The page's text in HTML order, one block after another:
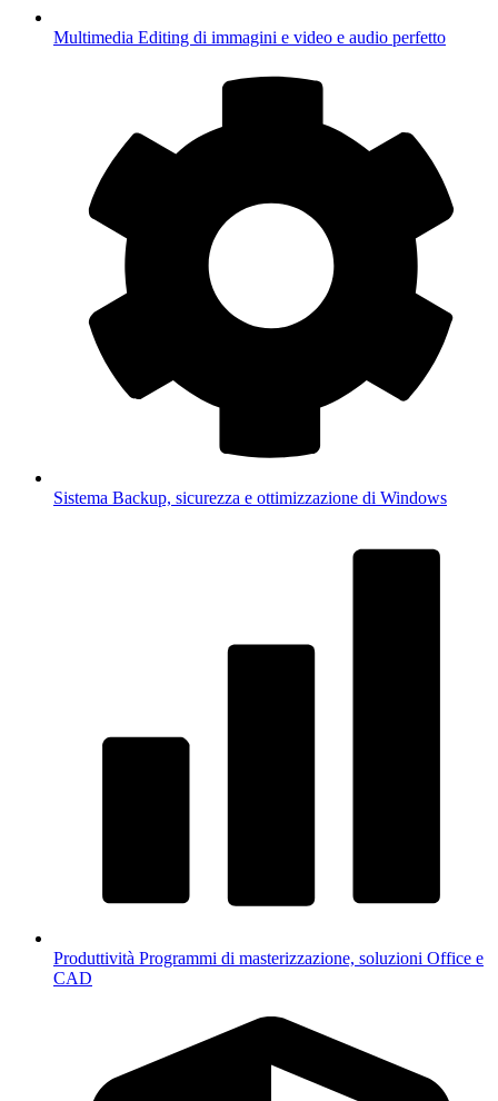
Multimedia Editing di immagini e video e audio perfetto
Sistema Backup, sicurezza e ottimizzazione di Windows
Produttività Programmi di masterizzazione, soluzioni Office e
CAD